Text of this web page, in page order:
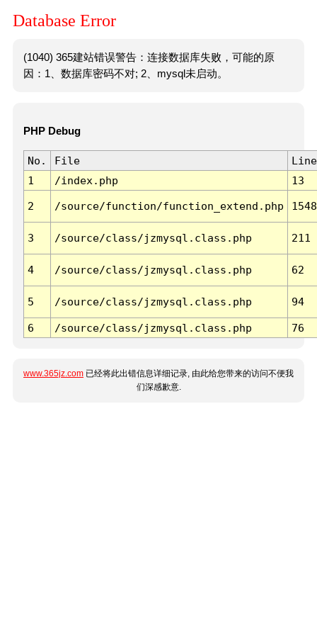
Database Error
(1040) 365建站错误警告：连接数据库失败，可能的原
因：1、数据库密码不对; 2、mysql未启动。
PHP Debug
No. File
Line
1
/index.php 13
2 /source/function/function_extend.php 1548
3 /source/class/jzmysql.class.php 211
4 /source/class/jzmysql.class.php 62
5 /source/class/jzmysql.class.php 94
6 /source/class/jzmysql.class.php 76
www.365jz.com 已经将此出错信息详细记录, 由此给您带来的访问不便我
们深感歉意.